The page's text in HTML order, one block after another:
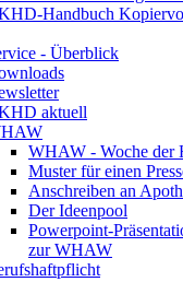
Handbuch
- Überblick
aktuell
WHAW - Woche der
Muster für einen
Anschreiben an
Der Ideenpool
Powerpoint-
zur WHAW